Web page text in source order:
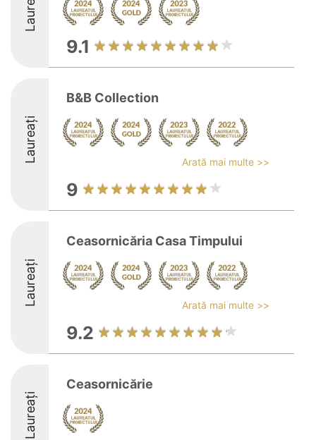
9.1
Laureați
B&B Collection
Arată mai multe >>
9
Laureați
Ceasornicăria Casa Timpului
Arată mai multe >>
9.2
Laureați
Ceasornicărie